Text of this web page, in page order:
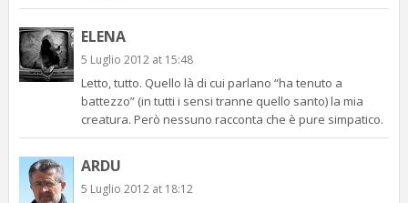
ELENA
5 Luglio 2012 at 15:48
Letto, tutto. Quello là di cui parlano “ha tenuto a
battezzo” (in tutti i sensi tranne quello santo) la mia
creatura. Però nessuno racconta che è pure simpatico.
ARDU
5 Luglio 2012 at 18:12